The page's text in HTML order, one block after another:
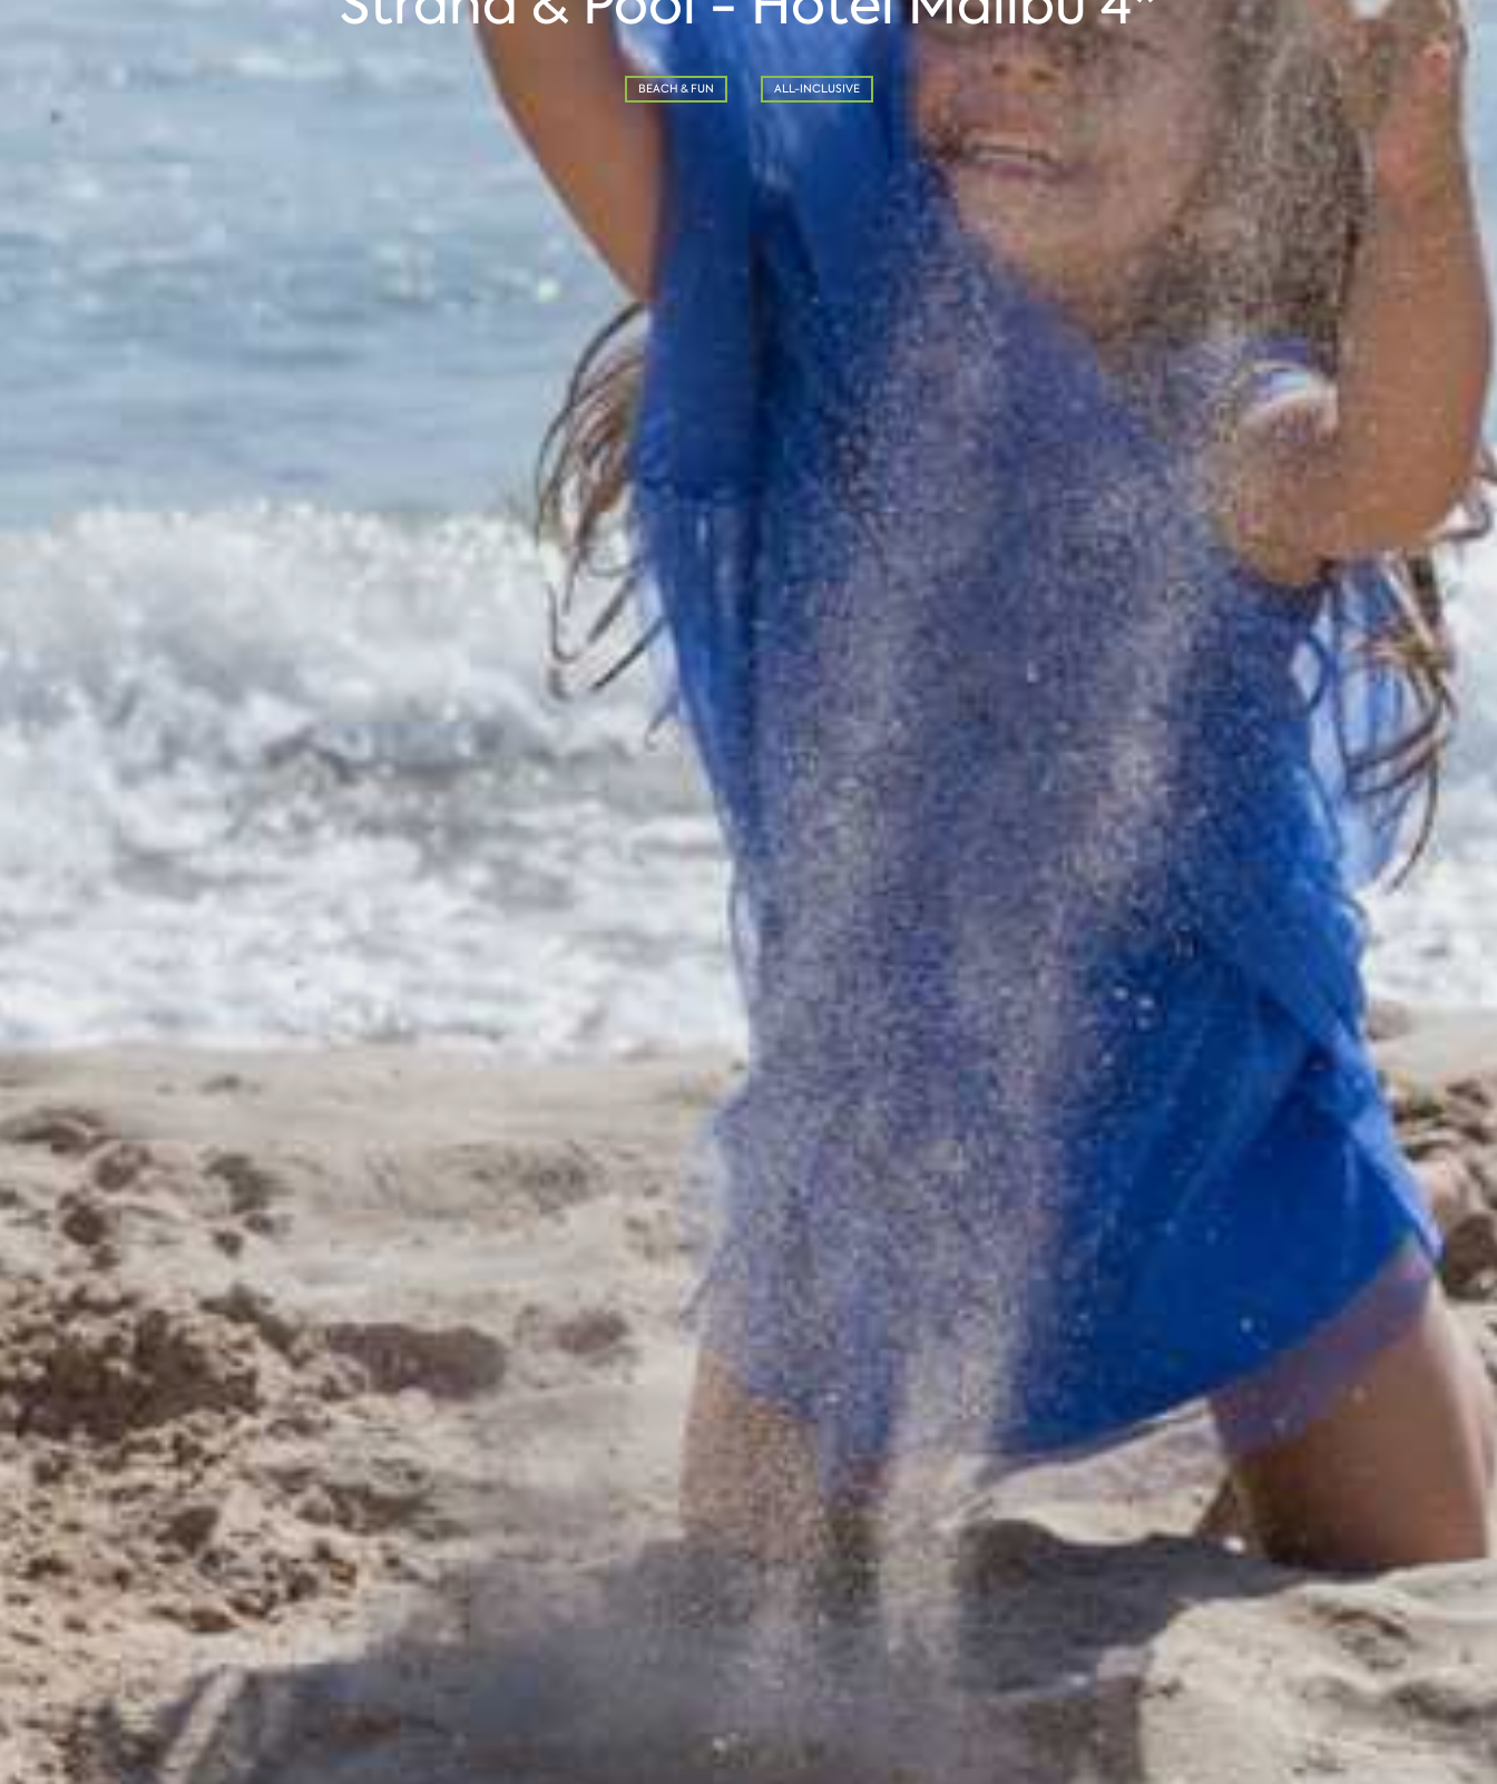
BEACH & FUN ALL-INCLUSIVE